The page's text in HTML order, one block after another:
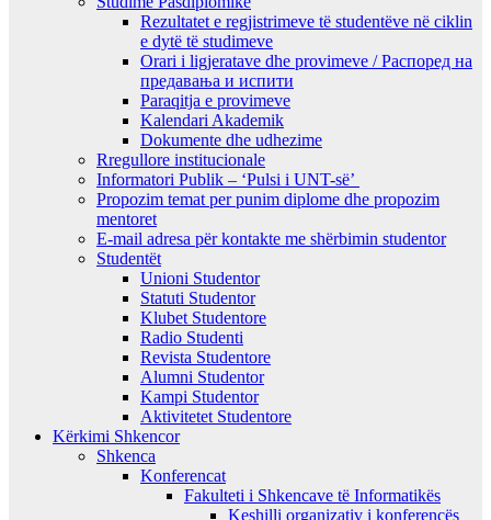
Rezultatet e regjistrimeve të studentëve në ciklin
e dytë të studimeve
Orari i ligjeratave dhe provimeve / Распоред на
предавањa и испити
Paraqitja e provimeve
Kalendari Akademik
Dokumente dhe udhezime
Rregullore institucionale
Informatori Publik – ‘Pulsi i UNT-së’
Propozim temat per punim diplome dhe propozim
mentoret
E-mail adresa për kontakte me shërbimin studentor
Studentët
Unioni Studentor
Statuti Studentor
Klubet Studentore
Radio Studenti
Revista Studentore
Alumni Studentor
Kampi Studentor
Aktivitetet Studentore
Kërkimi Shkencor
Shkenca
Konferencat
Fakulteti i Shkencave të Informatikës
Keshilli organizativ i konferencës